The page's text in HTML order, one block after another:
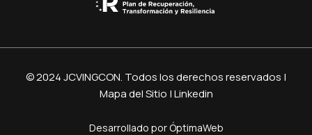
© 2024 JCVINGCON. Todos los derechos reservados |
Mapa del Sitio |Linkedin
Desarrollado por ÓptimaWeb